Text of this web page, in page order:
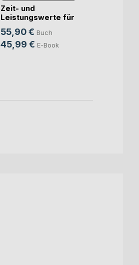
Zeit- und
Leistungswerte für
die K(...)
55,90 € Buch
45,99 € E-Book